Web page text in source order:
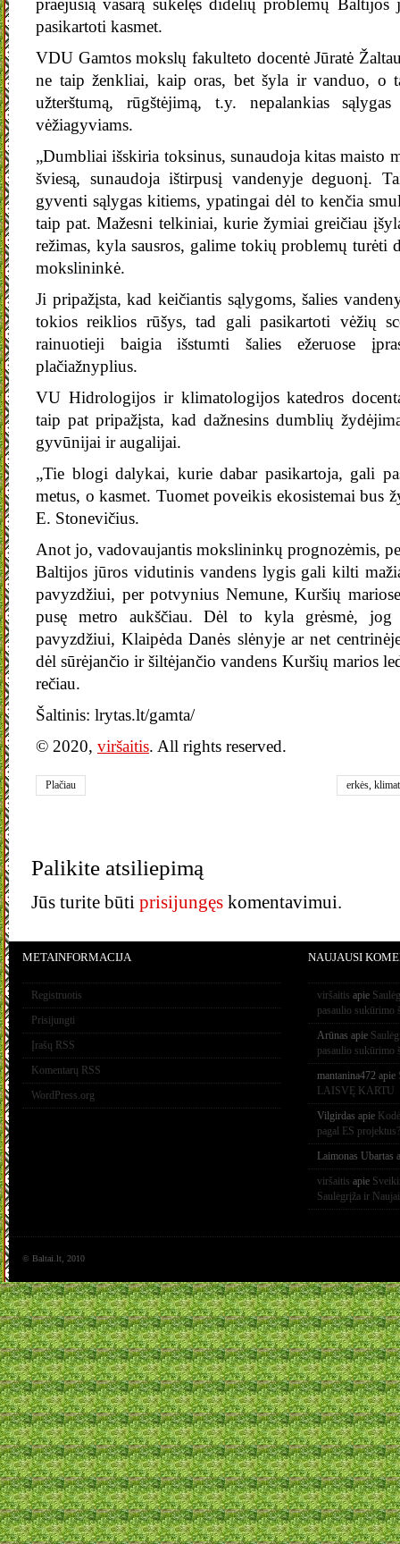
praėjusią vasarą sukėlęs didelių problemų
pasikartoti kasmet.
VDU Gamtos mokslų fakulteto docentė Jūratė
ne taip ženkliai, kaip oras, bet šyla ir vanduo, o
užterštumą, rūgštėjimą, t.y. nepalankias
vėžiagyviams.
„Dumbliai išskiria toksinus, sunaudoja kitas maisto
šviesą, sunaudoja ištirpusį vandenyje deguonį.
gyventi sąlygas kitiems, ypatingai dėl to kenčia
taip pat. Mažesni telkiniai, kurie žymiai greičiau
režimas, kyla sausros, galime tokių problemų turėti
mokslininkė.
Ji pripažįsta, kad keičiantis sąlygoms, šalies
tokios reiklios rūšys, tad gali pasikartoti vėžių
rainuotieji baigia išstumti šalies ežeruose
plačiažnyplius.
VU Hidrologijos ir klimatologijos katedros
taip pat pripažįsta, kad dažnesins dumblių
gyvūnijai ir augalijai.
„Tie blogi dalykai, kurie dabar pasikartoja, gali
metus, o kasmet. Tuomet poveikis ekosistemai bus
E. Stonevičius.
Anot jo, vadovaujantis mokslininkų prognozėmis,
Baltijos jūros vidutinis vandens lygis gali kilti
pavyzdžiui, per potvynius Nemune, Kuršių
pusę metro aukščiau. Dėl to kyla grėsmė, jog
pavyzdžiui, Klaipėda Danės slėnyje ar net
dėl sūrėjančio ir šiltėjančio vandens Kuršių marios
rečiau.
Šaltinis: lrytas.lt/gamta/
© 2020, viršaitis. All rights reserved.
Plačiau erkės,
Palikite atsiliepimą
Jūs turite būti prisijungęs komentavimui.
METAINFORMACIJA
Registruotis
Prisijungti
Įrašų RSS
Komentarų RSS
WordPress.org
NAUJAUSI
viršaitis apie
pasaulio sukūrimo
Arūnas apie
pasaulio sukūrimo
mantanina472 apie
LAISVĘ KARTU
Vilgirdas apie
pagal ES projektus?
Laimonas Ubartas
viršaitis apie
Saulėgrįža ir
© Baltai.lt, 2010